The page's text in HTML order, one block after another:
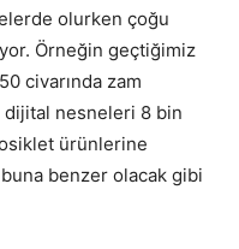
olurken çoğu
Örneğin geçtiğimiz
civarında zam
dijital nesneleri 8 bin
ürünlerine
benzer olacak gibi